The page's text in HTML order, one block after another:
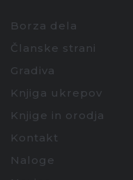
Borza dela
Članske strani
Gradiva
Knjiga ukrepov
Knjige in orodja
Kontakt
Naloge